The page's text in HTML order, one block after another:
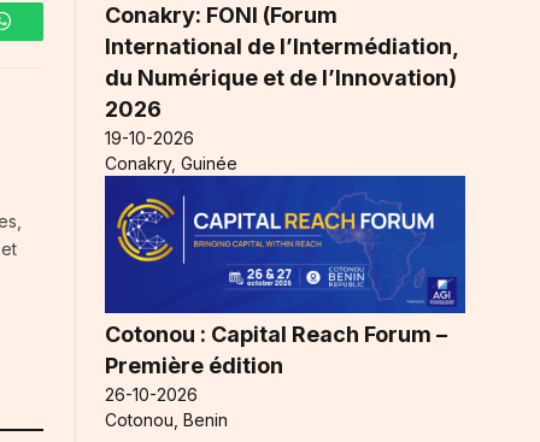
WhatsApp
Conakry: FONI (Forum
International de l’Intermédiation,
du Numérique et de l’Innovation)
2026
19-10-2026
Conakry, Guinée
Cotonou : Capital Reach Forum –
Première édition
26-10-2026
Cotonou, Benin